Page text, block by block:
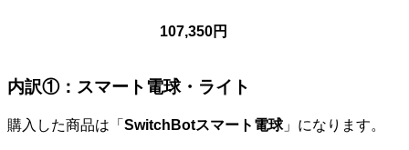
107,350円
内訳①：スマート電球・ライト
購入した商品は「 SwitchBotスマート電球」になります。